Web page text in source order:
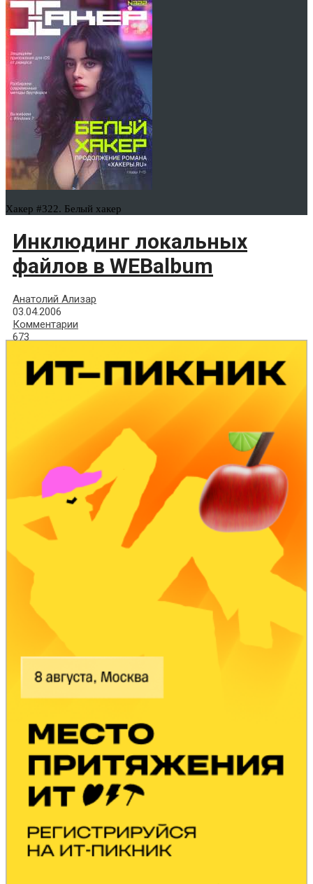
Хакер #322. Белый хакер
Инклюдинг локальных
файлов в WEBalbum
Анатолий Ализар
03.04.2006
Комментарии
673